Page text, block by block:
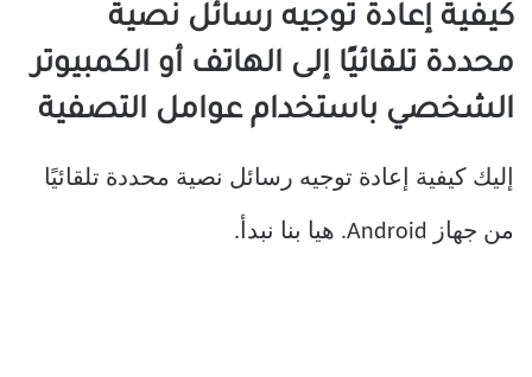
كيفية إعادة توجيه رسائل نصية
محددة تلقائيًا إلى الهاتف أو الكمبيوتر
الشخصي باستخدام عوامل التصفية
إليك كيفية إعادة توجيه رسائل نصية محددة تلقائيًا
من جهاز Android. هيا بنا نبدأ.